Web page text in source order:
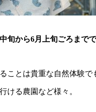
旬から6月上旬ごろまでで
ことは貴重な自然体験
ける農園など様々。